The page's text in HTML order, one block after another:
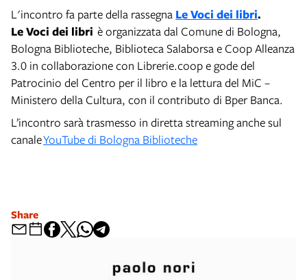
L'incontro fa parte della rassegna Le Voci dei libri.
Le Voci dei libri è organizzata dal Comune di Bologna,
Bologna Biblioteche, Biblioteca Salaborsa e Coop Alleanza
3.0 in collaborazione con Librerie.coop e gode del
Patrocinio del Centro per il libro e la lettura del MiC –
Ministero della Cultura, con il contributo di Bper Banca.
L’incontro sarà trasmesso in diretta streaming anche sul
canaleYouTube di Bologna Biblioteche
Share